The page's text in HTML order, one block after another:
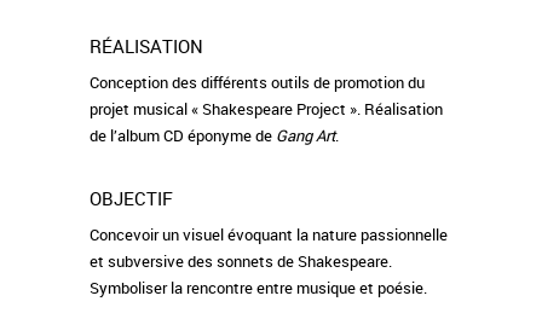
RÉALISATION
Conception des différents outils de promotion du
projet musical « Shakespeare Project ». Réalisation
de l’album CD éponyme de Gang Art.
OBJECTIF
Concevoir un visuel évoquant la nature passionnelle
et subversive des sonnets de Shakespeare.
Symboliser la rencontre entre musique et poésie.